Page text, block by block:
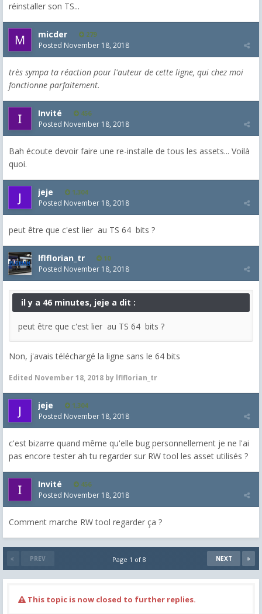
réinstaller son TS...
micder 279
Posted November 18, 2018
très sympa ta réaction pour l'auteur de cette ligne, qui chez moi
fonctionne parfaitement.
Invité 456
Posted November 18, 2018
Bah écoute devoir faire une re-installe de tous les assets... Voilà
quoi.
jeje 1,304
Posted November 18, 2018
peut être que c'est lier au TS 64 bits ?
lflflorian_tr 10
Posted November 18, 2018
il y a 46 minutes, jeje a dit :
peut être que c'est lier au TS 64 bits ?
Non, j'avais téléchargé la ligne sans le 64 bits
Edited November 18, 2018 by lflflorian_tr
jeje 1,304
Posted November 18, 2018
c'est bizarre quand même qu'elle bug personnellement je ne l'ai
pas encore tester ah tu regarder sur RW tool les asset utilisés ?
Invité 456
Posted November 18, 2018
Comment marche RW tool regarder ça ?
PREV NEXT
Page 1 of 8
This topic is now closed to further replies.